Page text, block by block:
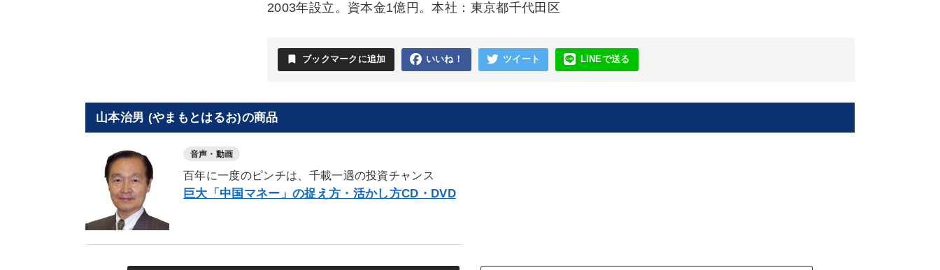
2003年設立。資本金1億円。本社：東京都千代田区
bookmark ブックマークに追加 いいね！ ツイート LINEで送る
山本治男 (やまもとはるお)の商品
音声・動画
百年に一度のピンチは、千載一遇の投資チャンス
巨大「中国マネー」の捉え方・活かし方CD・DVD